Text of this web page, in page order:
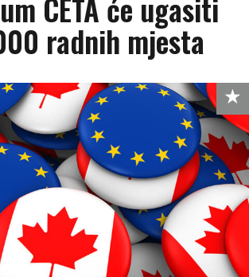
CETA će ugasiti
radnih mjesta